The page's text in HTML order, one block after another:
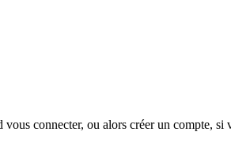
connecter, ou alors créer un compte, si